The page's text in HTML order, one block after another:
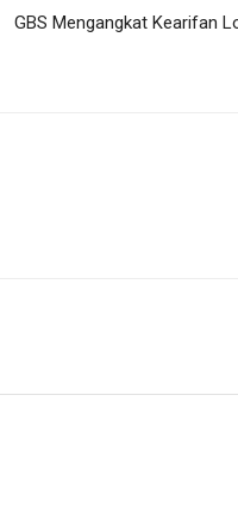
GBS Mengangkat Kearifan